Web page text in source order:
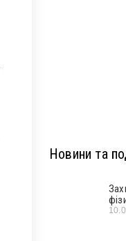
Новини та